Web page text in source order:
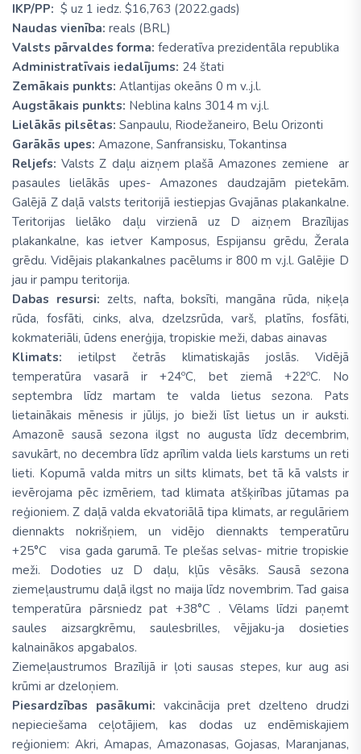
IKP/PP: $ uz 1 iedz. $16,763 (2022.gads)
Naudas vienība: reals (BRL)
Valsts pārvaldes forma: federatīva prezidentāla republika
Administratīvais iedalījums: 24 štati
Zemākais punkts: Atlantijas okeāns 0 m v..j.l.
Augstākais punkts: Neblina kalns 3014 m v.j.l.
Lielākās pilsētas: Sanpaulu, Riodežaneiro, Belu Orizonti
Garākās upes: Amazone, Sanfransisku, Tokantinsa
Reljefs:Valsts Z daļu aizņem plašā Amazones zemiene ar
pasaules lielākās upes- Amazones daudzajām pietekām.
Galējā Z daļā valsts teritorijā iestiepjas Gvajānas plakankalne.
Teritorijas lielāko daļu virzienā uz D aizņem Brazīlijas
plakankalne, kas ietver Kamposus, Espijansu grēdu, Žerala
grēdu. Vidējais plakankalnes pacēlums ir 800 m v.j.l. Galējie D
jau ir pampu teritorija.
Dabas resursi: zelts, nafta, boksīti, mangāna rūda, niķeļa
rūda, fosfāti, cinks, alva, dzelzsrūda, varš, platīns, fosfāti,
kokmateriāli, ūdens enerģija, tropiskie meži, dabas ainavas
Klimats: ietilpst četrās klimatiskajās joslās. Vidējā
temperatūra vasarā ir +24ºC, bet ziemā +22ºC. No
septembra līdz martam te valda lietus sezona. Pats
lietainākais mēnesis ir jūlijs, jo bieži līst lietus un ir auksti.
Amazonē sausā sezona ilgst no augusta līdz decembrim,
savukārt, no decembra līdz aprīlim valda liels karstums un reti
lieti. Kopumā valda mitrs un silts klimats, bet tā kā valsts ir
ievērojama pēc izmēriem, tad klimata atšķirības jūtamas pa
reģioniem. Z daļā valda ekvatoriālā tipa klimats, ar regulāriem
diennakts nokrišņiem, un vidējo diennakts temperatūru
+25°C visa gada garumā. Te plešas selvas- mitrie tropiskie
meži. Dodoties uz D daļu, kļūs vēsāks. Sausā sezona
ziemeļaustrumu daļā ilgst no maija līdz novembrim. Tad gaisa
temperatūra pārsniedz pat +38°C . Vēlams līdzi paņemt
saules aizsargkrēmu, saulesbrilles, vējjaku-ja dosieties
kalnainākos apgabalos.
Ziemeļaustrumos Brazīlijā ir ļoti sausas stepes, kur aug asi
krūmi ar dzeloņiem.
Piesardzības pasākumi: vakcinācija pret dzelteno drudzi
nepieciešama ceļotājiem, kas dodas uz endēmiskajiem
reģioniem: Akri, Amapas, Amazonasas, Gojasas, Maranjanas,